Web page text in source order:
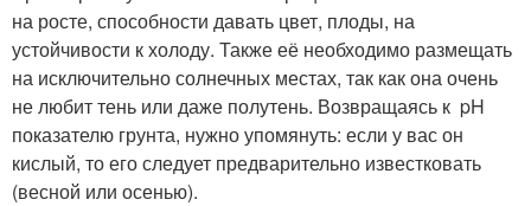
на росте, способности давать цвет, плоды, на
устойчивости к холоду. Также её необходимо размещать
на исключительно солнечных местах, так как она очень
не любит тень или даже полутень. Возвращаясь к pH
показателю грунта, нужно упомянуть: если у вас он
кислый, то его следует предварительно известковать
(весной или осенью).